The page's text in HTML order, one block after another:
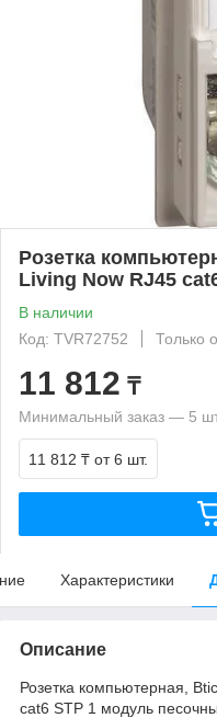
Розетка
Living Now RJ45
В наличии
Код: TVR72752
Только
11 812 ₸
Минимальный заказ — 5
11 812 ₸ от 6 шт.
Характеристики
Описание
Розетка компьютерная,
cat6 STP 1 модуль